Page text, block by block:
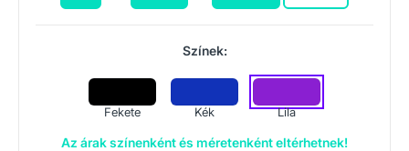
Színek:
Fekete Kék Lila
Az árak színenként és méretenként eltérhetnek!